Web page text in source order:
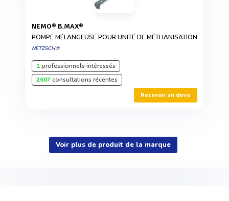
NEMO® B.MAX®
POMPE MÉLANGEUSE POUR UNITÉ DE MÉTHANISATION
NETZSCH®
1professionnels intéressés
2607consultations récentes
Recevoir un devis
Voir plus de produit de la marque